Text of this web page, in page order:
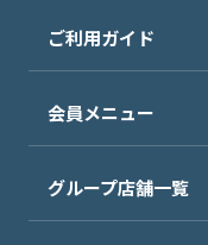
ご利用ガイド
会員メニュー
グループ店舗一覧